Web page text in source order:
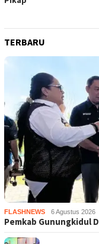
TERBARU
FLASHNEWS 6 Agustus 2026
Pemkab Gunungkidul